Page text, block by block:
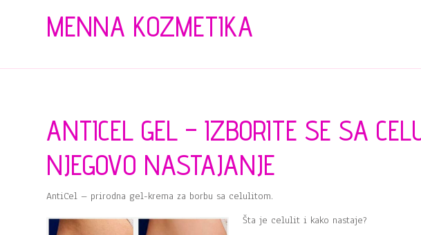
MENNA KOZMETIKA
ANTICEL GEL – IZBORITE SE SA
NJEGOVO NASTAJANJE
AntiCel – prirodna gel-krema za borbu sa celulitom.
Šta je celulit i kako nastaje?